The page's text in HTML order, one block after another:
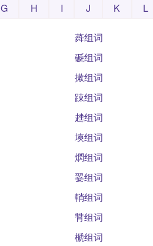
G H I J K L
蕣组词
磃组词
摗组词
踈组词
趖组词
塽组词
熌组词
翣组词
輎组词
甧组词
榹组词